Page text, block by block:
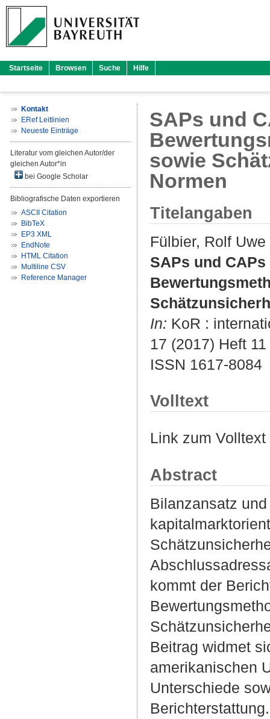
Startseite Browsen Suche Hilfe
Kontakt
ERef Leitlinien
Neueste Einträge
Literatur vom gleichen Autor/der
gleichen Autor*in
bei Google Scholar
Bibliografische Daten exportieren
ASCII Citation
BibTeX
EP3 XML
EndNote
HTML Citation
Multiline CSV
Reference Manager
SAPs und
sowie
Normen
Titelangaben
Fülbier, Rolf Uwe
SAPs und
In: KoR :
17 (2017) Heft
ISSN 1617-8084
Volltext
Link zum
Abstract
Bilanzansatz
kommt der
Beitrag widmet
amerikanischen
Unterschiede